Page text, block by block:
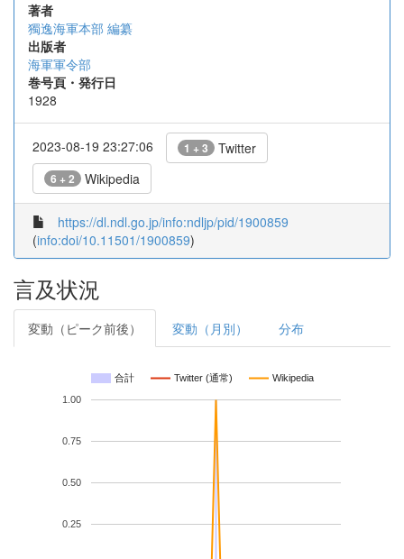
著者
獨逸海軍本部 編纂
出版者
海軍軍令部
巻号頁・発行日
1928
2023-08-19 23:27:06 1 + 3 Twitter
6 + 2 Wikipedia
https://dl.ndl.go.jp/info:ndljp/pid/1900859
(info:doi/10.11501/1900859)
言及状況
変動（ピーク前後） 変動（月別） 分布
合計 Twitter (通常) Wikipedia
0.25
0.50
0.75
1.00